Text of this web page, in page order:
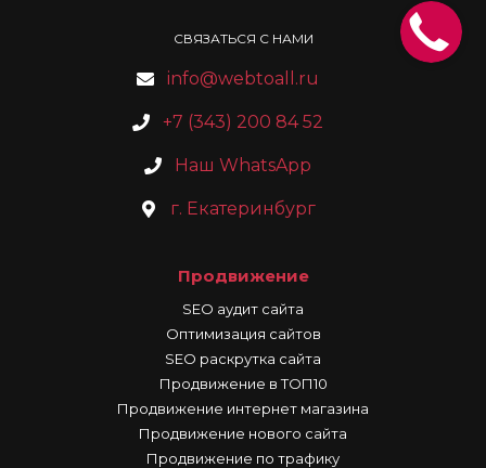
СВЯЗАТЬСЯ С НАМИ
info@webtoall.ru
+7 (343) 200 84 52
Наш WhatsApp
г. Екатеринбург
Продвижение
SEO аудит сайта
Оптимизация сайтов
SEO раскрутка сайта
Продвижение в ТОП10
Продвижение интернет магазина
Продвижение нового сайта
Продвижение по трафику